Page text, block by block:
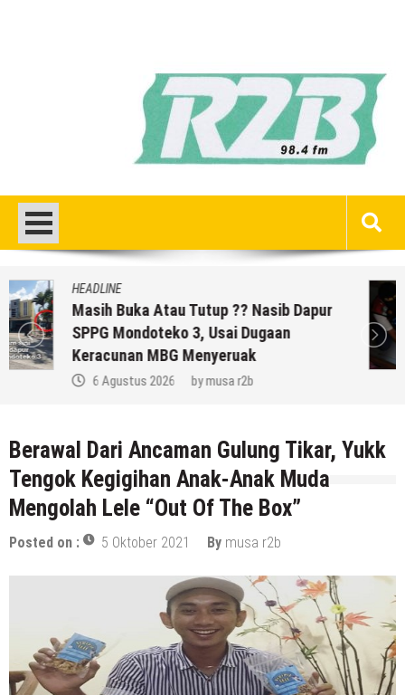
HEADLINE
Temuan Jenazah Bayi Di Bawah Almari,
Aparat Polres Rembang Gerak Cepat
6 Agustus 2026 bymusa r2b
Berawal Dari Ancaman Gulung Tikar, Yukk
Tengok Kegigihan Anak-Anak Muda
Mengolah Lele “Out Of The Box”
Posted on : 5 Oktober 2021 By musa r2b